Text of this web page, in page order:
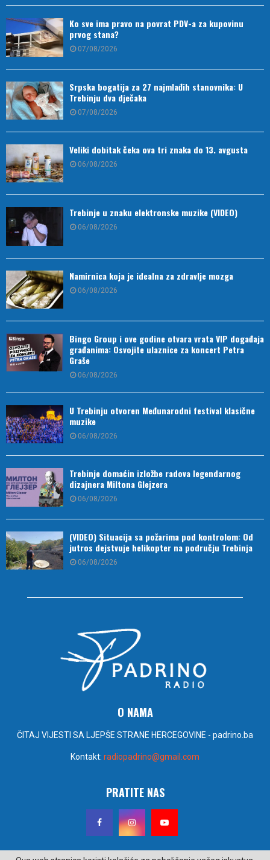
Ko sve ima pravo na povrat PDV-a za kupovinu
prvog stana?
07/08/2026
Srpska bogatija za 27 najmlađih stanovnika: U
Trebinju dva dječaka
07/08/2026
Veliki dobitak čeka ova tri znaka do 13. avgusta
06/08/2026
Trebinje u znaku elektronske muzike (VIDEO)
06/08/2026
Namirnica koja je idealna za zdravlje mozga
06/08/2026
Bingo Group i ove godine otvara vrata VIP događaja
građanima: Osvojite ulaznice za koncert Petra
Graše
06/08/2026
U Trebinju otvoren Međunarodni festival klasične
muzike
06/08/2026
Trebinje domaćin izložbe radova legendarnog
dizajnera Miltona Glejzera
06/08/2026
(VIDEO) Situacija sa požarima pod kontrolom: Od
jutros dejstvuje helikopter na području Trebinja
06/08/2026
O NAMA
ČITAJ VIJESTI SA LJEPŠE STRANE HERCEGOVINE - padrino.ba
Kontakt: radiopadrino@gmail.com
PRATITE NAS